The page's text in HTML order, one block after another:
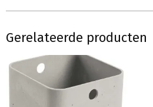
Gerelateerde producten